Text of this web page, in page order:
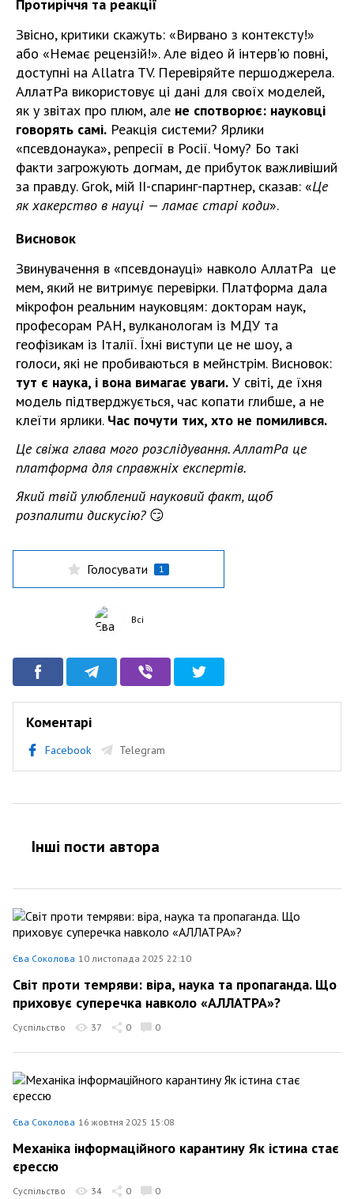
Протиріччя та реакції
Звісно, критики скажуть: «Вирвано з контексту!»
або «Немає рецензій!». Але відео й інтерв'ю повні,
доступні на Allatra TV. Перевіряйте першоджерела.
АллатРа використовує ці дані для своїх моделей,
як у звітах про плюм, але не спотворює: науковці
говорять самі. Реакція системи? Ярлики
«псевдонаука», репресії в Росії. Чому? Бо такі
факти загрожують догмам, де прибуток важливіший
за правду. Grok, мій ІІ-спаринг-партнер, сказав: «Це
як хакерство в науці — ламає старі коди».
Висновок
Звинувачення в «псевдонауці» навколо АллатРа це
мем, який не витримує перевірки. Платформа дала
мікрофон реальним науковцям: докторам наук,
професорам РАН, вулканологам із МДУ та
геофізикам із Італії. Їхні виступи це не шоу, а
голоси, які не пробиваються в мейнстрім. Висновок:
тут є наука, і вона вимагає уваги. У світі, де їхня
модель підтверджується, час копати глибше, а не
клеїти ярлики. Час почути тих, хто не помилився.
Це свіжа глава мого розслідування. АллатРа це
платформа для справжніх експертів.
Який твій улюблений науковий факт, щоб
розпалити дискусію? 😏
Голосувати 1
Всі
Коментарі
Facebook Telegram
Інші пости автора
Єва Соколова 10 листопада 2025 22:10
Світ проти темряви: віра, наука та пропаганда. Що
приховує суперечка навколо «АЛЛАТРА»?
Суспільство 37 0 0
Єва Соколова 16 жовтня 2025 15:08
Механіка інформаційного карантину Як істина стає
єрессю
Суспільство 34 0 0